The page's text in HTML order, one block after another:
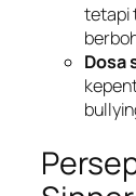
tetapi
Dosa